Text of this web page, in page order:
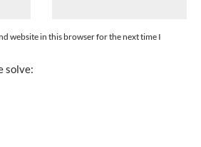
website in this browser for the next time I
solve: